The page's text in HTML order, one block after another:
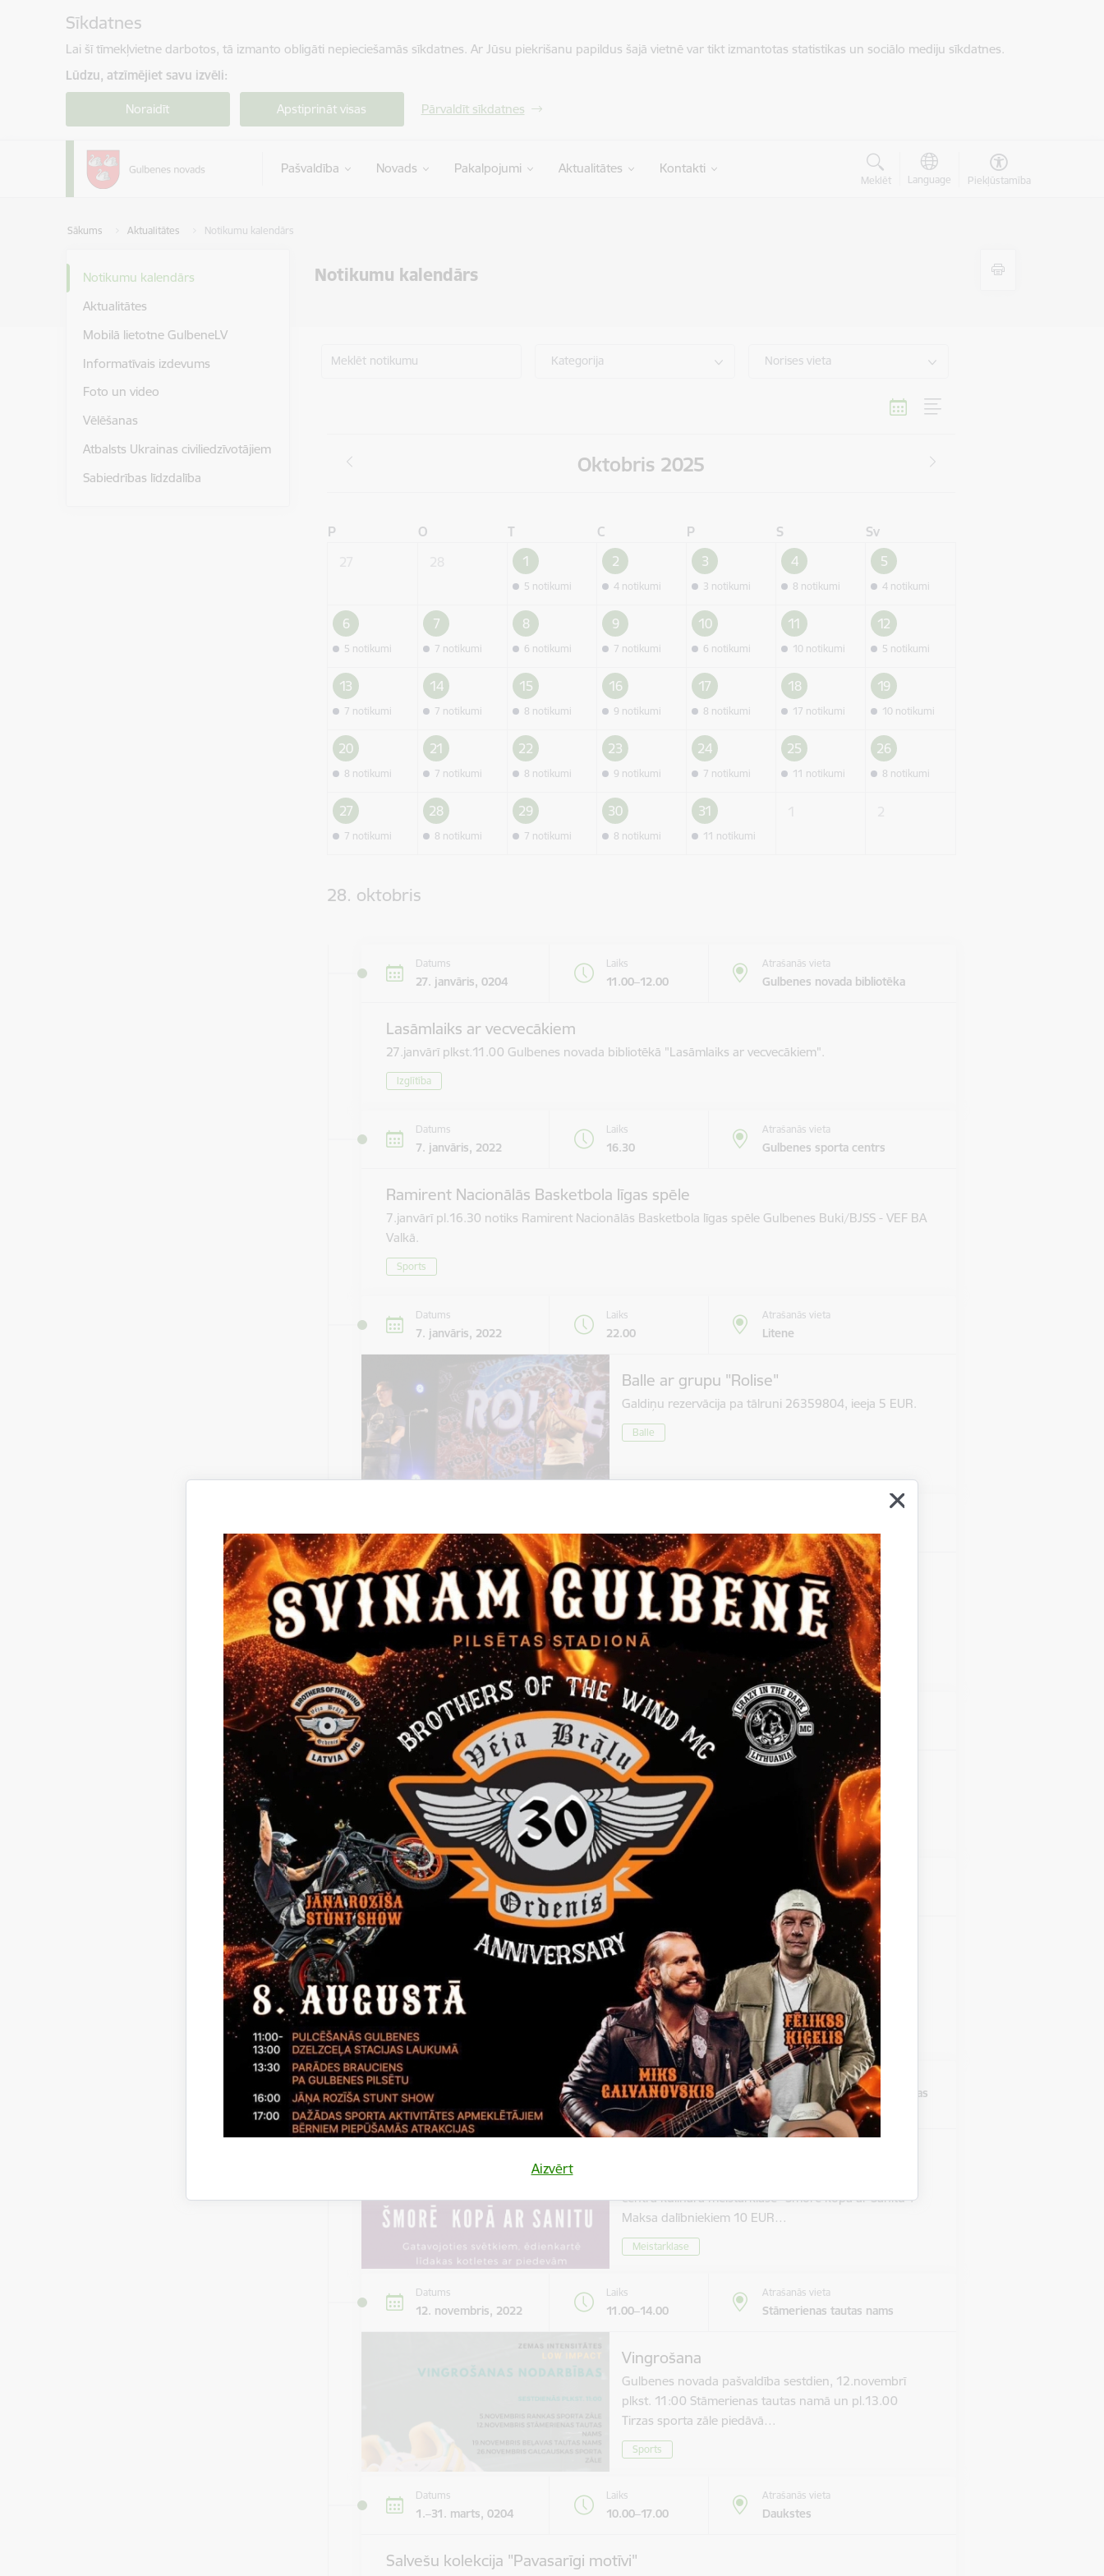
Sīkdatnes
Lai šī tīmekļvietne darbotos, tā izmanto obligāti nepieciešamās sīkdatnes. Ar Jūsu piekrišanu papildus šajā vietnē var tikt izmantotas statistikas un sociālo mediju sīkdatnes.
Lūdzu, atzīmējiet savu izvēli:
Noraidīt Apstiprināt visas Pārvaldīt sīkdatnes
Pašvaldība Novads Pakalpojumi Aktualitātes Kontakti
Meklēt Language Piekļūstamība
Sākums Aktualitātes Notikumu kalendārs
Notikumu kalendārs
Aizvērt
Notikumu kalendārs
Aktualitātes
Mobilā lietotne GulbeneLV
Informatīvais izdevums
Foto un video
Vēlēšanas
Atbalsts Ukrainas civiliedzīvotājiem
Sabiedrības līdzdalība
Meklēt notikumu Kategorija Norises vieta
Oktobris 2025
P O T C P S
Sv
1
5 notikumi
2
4 notikumi
3
3 notikumi
4
8 notikumi
5
4 notikumi
6
5 notikumi
7
7 notikumi
8
6 notikumi
9
7 notikumi
10
6 notikumi
11
10 notikumi
12
5 notikumi
13
7 notikumi
14
7 notikumi
15
8 notikumi
16
9 notikumi
17
8 notikumi
18
17 notikumi
19
10 notikumi
20
8 notikumi
21
7 notikumi
22
8 notikumi
23
9 notikumi
24
7 notikumi
25
11 notikumi
26
8 notikumi
27
7 notikumi
28
8 notikumi
29
7 notikumi
30
8 notikumi
31
11 notikumi
28. oktobris
Datums
27. janvāris, 0204
Laiks
11.00–12.00
Atrašanās vieta
Gulbenes novada bibliotēka
Lasāmlaiks ar vecvecākiem
27.janvārī plkst.11.00 Gulbenes novada bibliotēkā "Lasāmlaiks ar vecvecākiem".
Izglītība
Datums
7. janvāris, 2022
Laiks
16.30
Atrašanās vieta
Gulbenes sporta centrs
Ramirent Nacionālās Basketbola līgas spēle
7.janvārī pl.16.30 notiks Ramirent Nacionālās Basketbola līgas spēle Gulbenes Buki/BJSS - VEF BA
Valkā.
Sports
Datums
7. janvāris, 2022
Laiks
22.00
Atrašanās vieta
Litene
Balle ar grupu "Rolise"
Galdiņu rezervācija pa tālruni 26359804, ieeja 5 EUR.
Balle
14. janvāris, 2022 16.00 Gulbenes kultūras centrs
Filma "Janvāris"
Ieeja 5 EUR
Kino
Datums
24. marts, 2022
Laiks
12.00
Atrašanās vieta
Gulbenes kultūras centrs
Gulbenes novada skolēnu Teātra diena
24. martā Gulbenes kultūras centrā Gulbenes novada skolēnu Teātra diena
Pasākums
Datums
10. augusts, 2022
Laiks
18.00
Atrašanās vieta
Stāmerienas pils
Katalonijas bundzinieku koncerts "Fills De
La Flama"
10.augustā 18:00 pie Stāmerienas pils Katalonijas
bundzinieku koncerts "Fills De La Flama".
Koncerts
12. novembris, 2022
Laiks
10.00
Atrašanās vieta
Druvienas Latviskās dzīvesziņas
centrs
centrā kulinārā meistarklase "Šmorē kopā ar Sanitu".
Maksa dalībniekiem 10 EUR…
Meistarklase
Datums
12. novembris, 2022
Laiks
11.00–14.00
Atrašanās vieta
Stāmerienas tautas nams
Vingrošana
Gulbenes novada pašvaldība sestdien, 12.novembrī
plkst. 11:00 Stāmerienas tautas namā un pl.13.00
Tirzas sporta zāle piedāvā…
Sports
Datums
1.–31. marts, 0204
Laiks
10.00–17.00
Atrašanās vieta
Daukstes
Salvešu kolekcija "Pavasarīgi motīvi"